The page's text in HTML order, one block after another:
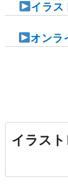
イラス
オンラ
イラス